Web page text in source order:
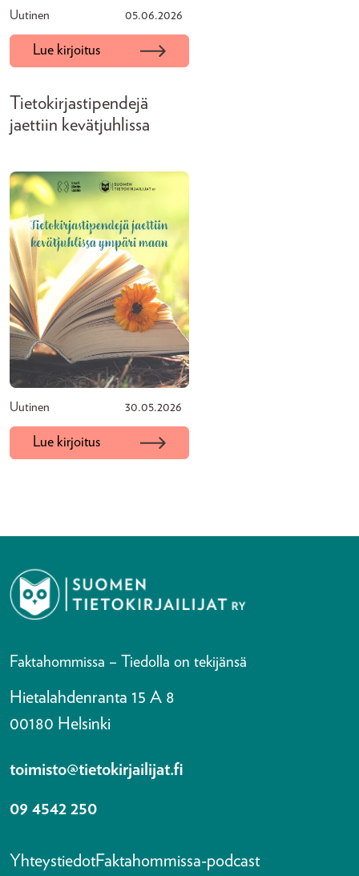
Uutinen 05.06.2026
Lue kirjoitus
Tietokirjastipendejä
jaettiin kevätjuhlissa
Uutinen 30.05.2026
Lue kirjoitus
Faktahommissa – Tiedolla on tekijänsä
Hietalahdenranta 15 A 8
00180 Helsinki
toimisto@tietokirjailijat.fi
09 4542 250
YhteystiedotFaktahommissa-podcast